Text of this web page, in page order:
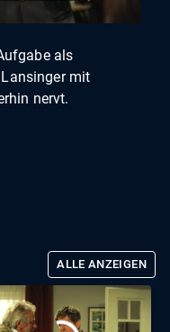
als
mit
nervt.
ALLE ANZEIGEN